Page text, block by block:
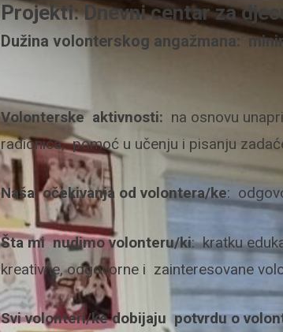
Projekti: Dnevni centar za
Dužina volonterskog angažmana:
Volonterske aktivnosti: na osnovu
radionica, pomoć u učenju i pisanju
Naša očekivanja od volontera/ke:
Šta mi nudimo volonteru/ki: kratku
kreativne, odgovorne i zainteresovane
Svi volonteri/ke dobijaju potvrdu o